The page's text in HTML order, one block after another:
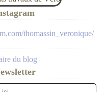
thomassin_veronique/
du blog